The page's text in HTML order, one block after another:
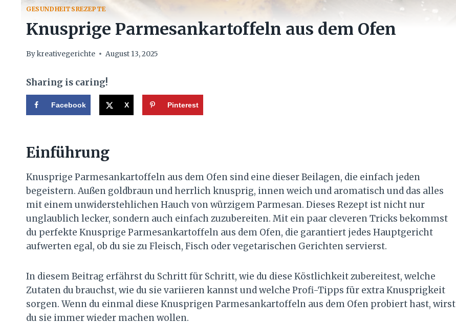
GESUNDHEITSREZEPTE
Knusprige Parmesankartoffeln aus dem Ofen
Bykreativegerichte August 13, 2025
Sharing is caring!
Facebook X Pinterest
Einführung
Knusprige Parmesankartoffeln aus dem Ofen sind eine dieser Beilagen, die einfach jeden
begeistern. Außen goldbraun und herrlich knusprig, innen weich und aromatisch und das alles
mit einem unwiderstehlichen Hauch von würzigem Parmesan. Dieses Rezept ist nicht nur
unglaublich lecker, sondern auch einfach zuzubereiten. Mit ein paar cleveren Tricks bekommst
du perfekte Knusprige Parmesankartoffeln aus dem Ofen, die garantiert jedes Hauptgericht
aufwerten egal, ob du sie zu Fleisch, Fisch oder vegetarischen Gerichten servierst.
In diesem Beitrag erfährst du Schritt für Schritt, wie du diese Köstlichkeit zubereitest, welche
Zutaten du brauchst, wie du sie variieren kannst und welche Profi-Tipps für extra Knusprigkeit
sorgen. Wenn du einmal diese Knusprigen Parmesankartoffeln aus dem Ofen probiert hast, wirst
du sie immer wieder machen wollen.